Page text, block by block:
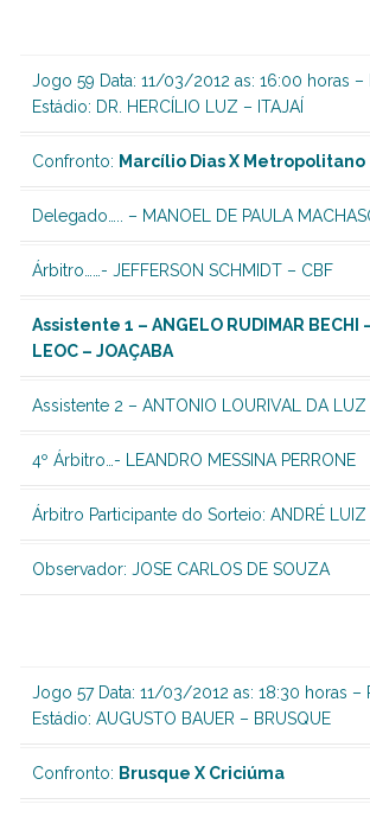
Jogo 59 Data: 11/03/2012 as: 16:00 horas –
Estádio: DR. HERCÍLIO LUZ – ITAJAÍ
Confronto: Marcílio Dias X Metropolitano
Delegado….. – MANOEL DE PAULA
Árbitro……- JEFFERSON SCHMIDT – CBF
Assistente 1 – ANGELO RUDIMAR BECHI
LEOC – JOAÇABA
Assistente 2 – ANTONIO LOURIVAL DA LUZ
4º Árbitro…- LEANDRO MESSINA PERRONE
Árbitro Participante do Sorteio: ANDRÉ LUIZ
Observador: JOSE CARLOS DE SOUZA
Jogo 57 Data: 11/03/2012 as: 18:30 horas –
Estádio: AUGUSTO BAUER – BRUSQUE
Confronto: Brusque X Criciúma